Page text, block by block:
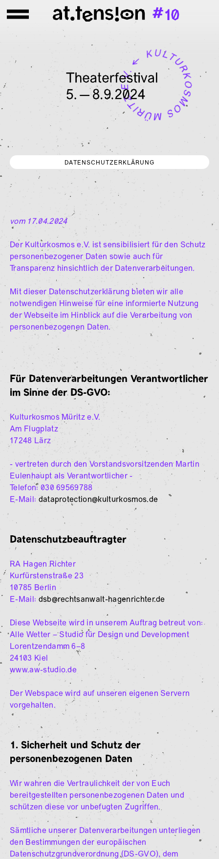
DATENSCHUTZERKLÄRUNG
vom 17.04.2024
Der Kulturkosmos e.V. ist sensibilisiert für den Schutz
personenbezogener Daten sowie auch für
Transparenz hinsichtlich der Datenverarbeitungen.
Mit dieser Datenschutzerklärung bieten wir alle
notwendigen Hinweise für eine informierte Nutzung
der Webseite im Hinblick auf die Verarbeitung von
personenbezogenen Daten.
Für Datenverarbeitungen Verantwortlicher
im Sinne der DS-GVO:
Kulturkosmos Müritz e.V.
Am Flugplatz
17248 Lärz
- vertreten durch den Vorstandsvorsitzenden Martin
Eulenhaupt als Verantwortlicher -
Telefon: 030 69569788
E-Mail: dataprotection@kulturkosmos.de
Datenschutzbeauftragter
RA Hagen Richter
Kurfürstenstraße 23
10785 Berlin
E-Mail: dsb@rechtsanwalt-hagenrichter.de
Diese Webseite wird in unserem Auftrag betreut von:
Alle Wetter – Studio für Design und Development
Lorentzendamm 6–8
24103 Kiel
www.aw-studio.de
Der Webspace wird auf unseren eigenen Servern
vorgehalten.
1. Sicherheit und Schutz der
personenbezogenen Daten
Wir wahren die Vertraulichkeit der von Euch
bereitgestellten personenbezogenen Daten und
schützen diese vor unbefugten Zugriffen.
Sämtliche unserer Datenverarbeitungen unterliegen
den Bestimmungen der europäischen
Datenschutzgrundverordnung (DS-GVO), dem